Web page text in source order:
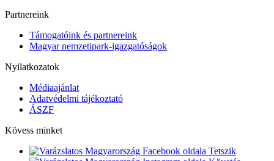
Partnereink
Támogatóink és partnereink
Magyar nemzetipark-igazgatóságok
Nyilatkozatok
Médiaajánlat
Adatvédelmi tájékoztató
ÁSZF
Kövess minket
Tetszik